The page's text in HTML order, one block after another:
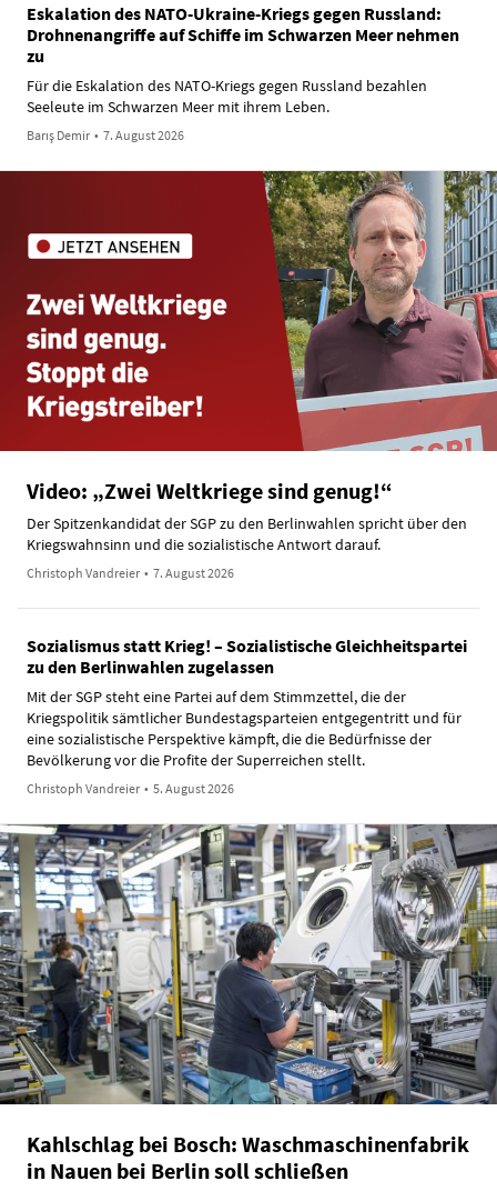
Eskalation des NATO-Ukraine-Kriegs gegen Russland:
Drohnenangriffe auf Schiffe im Schwarzen Meer nehmen
zu
Für die Eskalation des NATO-Kriegs gegen Russland bezahlen
Seeleute im Schwarzen Meer mit ihrem Leben.
Barış Demir • 7. August 2026
Video: „Zwei Weltkriege sind genug!“
Der Spitzenkandidat der SGP zu den Berlinwahlen spricht über den
Kriegswahnsinn und die sozialistische Antwort darauf.
Christoph Vandreier • 7. August 2026
Sozialismus statt Krieg! – Sozialistische Gleichheitspartei
zu den Berlinwahlen zugelassen
Mit der SGP steht eine Partei auf dem Stimmzettel, die der
Kriegspolitik sämtlicher Bundestagsparteien entgegentritt und für
eine sozialistische Perspektive kämpft, die die Bedürfnisse der
Bevölkerung vor die Profite der Superreichen stellt.
Christoph Vandreier • 5. August 2026
Kahlschlag bei Bosch: Waschmaschinenfabrik
in Nauen bei Berlin soll schließen